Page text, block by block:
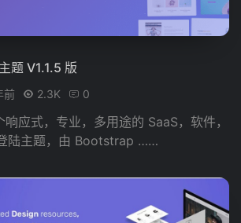
题 V1.1.5 版
前 2.3K 0
应式，专业，多用途的 SaaS，软件，
陆主题，由 Bootstrap ……